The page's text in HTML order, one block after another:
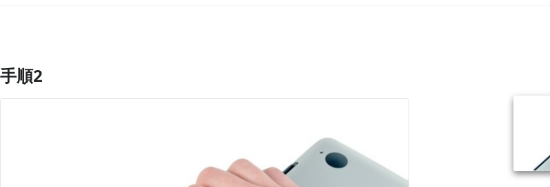
コメントを追加
手順2